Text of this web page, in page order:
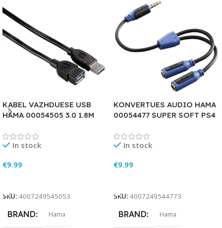
KABEL VAZHDUESE USB
HAMA 00054505 3.0 1.8M
In stock
€9.99
SKU: 4007249545053
BRAND Hama
KONVERTUES AUDIO HAMA
00054477 SUPER SOFT PS4
In stock
€9.99
SKU: 4007249544773
BRAND Hama